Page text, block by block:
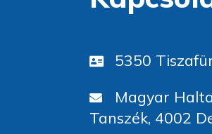
5350
Magyar
Tanszék, 4002